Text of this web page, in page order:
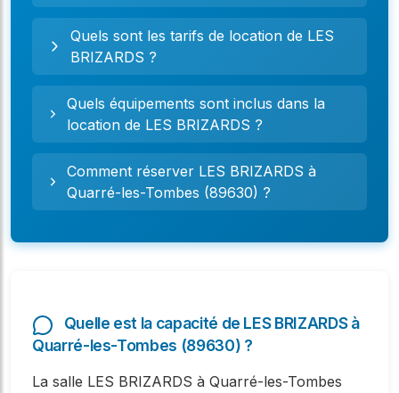
Quels sont les tarifs de location de LES
BRIZARDS ?
Quels équipements sont inclus dans la
location de LES BRIZARDS ?
Comment réserver LES BRIZARDS à
Quarré-les-Tombes (89630) ?
Quelle est la capacité de LES BRIZARDS à
Quarré-les-Tombes (89630) ?
La salle LES BRIZARDS à Quarré-les-Tombes